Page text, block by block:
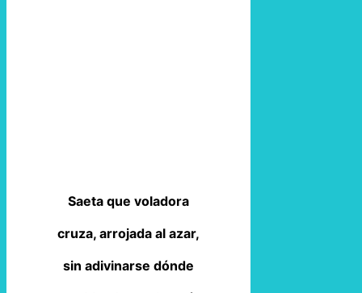
Saeta que voladora
cruza, arrojada al azar,
sin adivinarse dónde